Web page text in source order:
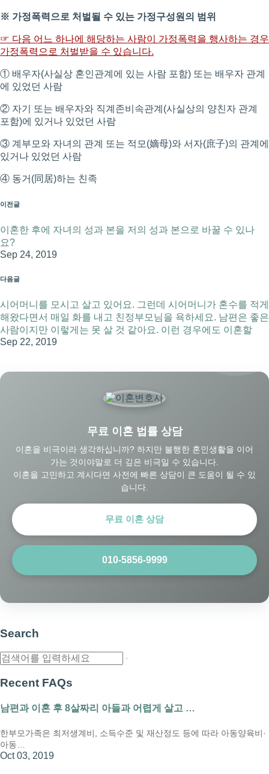
※ 가정폭력으로 처벌될 수 있는 가정구성원의 범위
☞ 다음 어느 하나에 해당하는 사람이 가정폭력을 행사하는 경우
가정폭력으로 처벌받을 수 있습니다.
① 배우자(사실상 혼인관계에 있는 사람 포함) 또는 배우자 관계
에 있었던 사람
② 자기 또는 배우자와 직계존비속관계(사실상의 양친자 관계
포함)에 있거나 있었던 사람
③ 계부모와 자녀의 관계 또는 적모(嫡母)와 서자(庶子)의 관계에
있거나 있었던 사람
④ 동거(同居)하는 친족
이전글
이혼한 후에 자녀의 성과 본을 저의 성과 본으로 바꿀 수 있나
요?
Sep 24, 2019
다음글
시어머니를 모시고 살고 있어요. 그런데 시어머니가 혼수를 적게
해왔다면서 매일 화를 내고 친정부모님을 욕하세요. 남편은 좋은
사람이지만 이렇게는 못 살 것 같아요. 이런 경우에도 이혼할
Sep 22, 2019
무료 이혼 법률 상담
이혼을 비극이라 생각하십니까? 하지만 불행한 혼인생활을 이어
가는 것이야말로 더 깊은 비극일 수 있습니다.
이혼을 고민하고 계시다면 사전에 빠른 상담이 큰 도움이 될 수 있
습니다.
무료 이혼 상담
010-5856-9999
Search
Recent FAQs
남편과 이혼 후 8살짜리 아들과 어렵게 살고 …
한부모가족은 최저생계비, 소득수준 및 재산정도 등에 따라 아동양육비·
아동…
Oct 03, 2019